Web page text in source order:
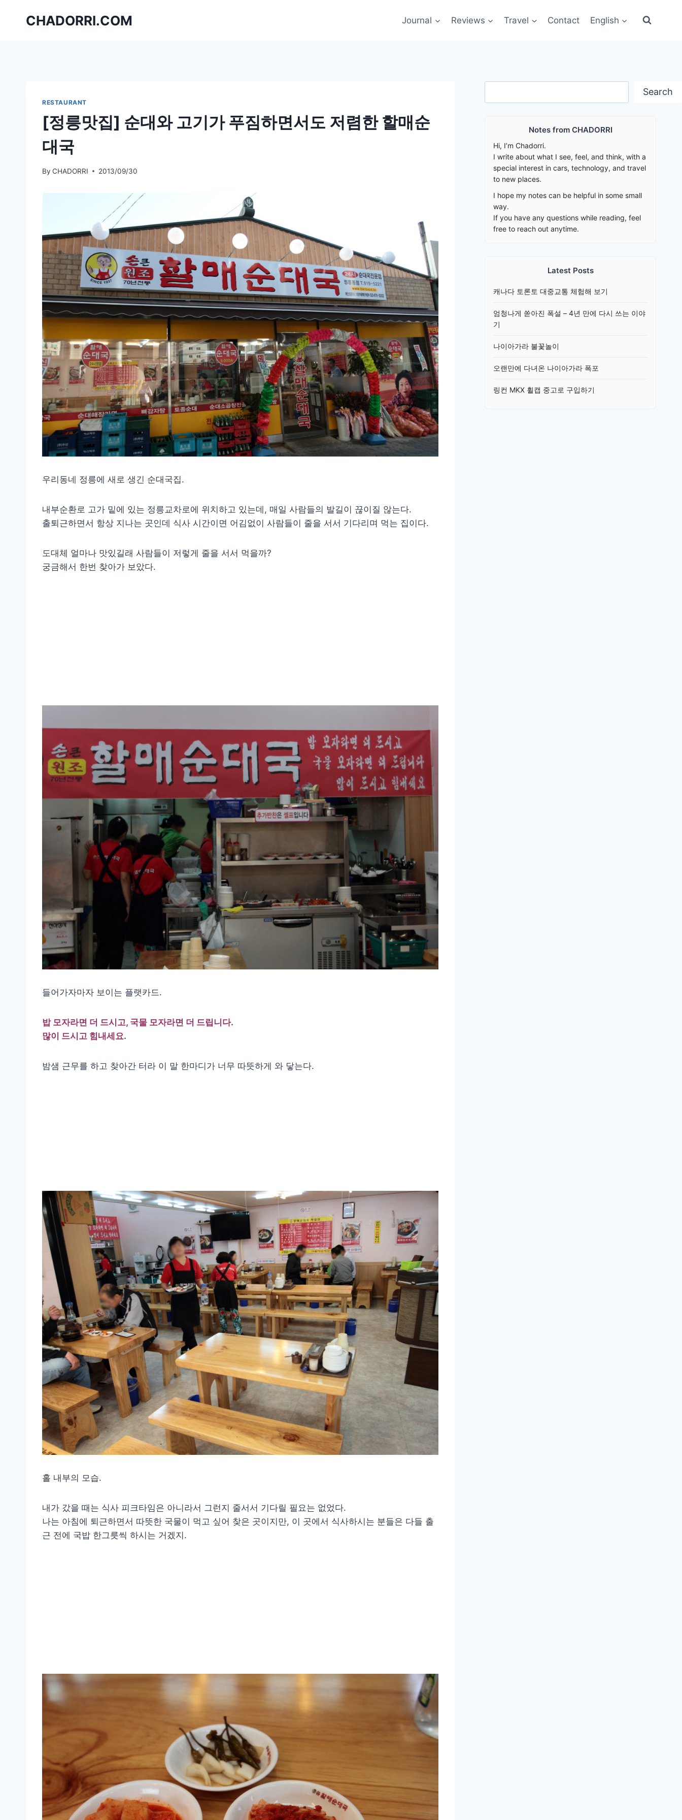
CHADORRI.COM Journal Reviews Travel Contact English
RESTAURANT
[정릉맛집] 순대와 고기가 푸짐하면서도 저렴한 할매순
대국
By CHADORRI 2013/09/30
우리동네 정릉에 새로 생긴 순대국집.
내부순환로 고가 밑에 있는 정릉교차로에 위치하고 있는데, 매일 사람들의 발길이 끊이질 않는다.
출퇴근하면서 항상 지나는 곳인데 식사 시간이면 어김없이 사람들이 줄을 서서 기다리며 먹는 집이다.
도대체 얼마나 맛있길래 사람들이 저렇게 줄을 서서 먹을까?
궁금해서 한번 찾아가 보았다.
들어가자마자 보이는 플랫카드.
밥 모자라면 더 드시고, 국물 모자라면 더 드립니다.
많이 드시고 힘내세요.
밤샘 근무를 하고 찾아간 터라 이 말 한마디가 너무 따뜻하게 와 닿는다.
홀 내부의 모습.
내가 갔을 때는 식사 피크타임은 아니라서 그런지 줄서서 기다릴 필요는 없었다.
나는 아침에 퇴근하면서 따뜻한 국물이 먹고 싶어 찾은 곳이지만, 이 곳에서 식사하시는 분들은 다들 출
근 전에 국밥 한그릇씩 하시는 거겠지.
Search
Notes from CHADORRI
Hi, I’m Chadorri.
I write about what I see, feel, and think, with a
special interest in cars, technology, and travel
to new places.
I hope my notes can be helpful in some small
way.
If you have any questions while reading, feel
free to reach out anytime.
Latest Posts
캐나다 토론토 대중교통 체험해 보기
엄청나게 쏟아진 폭설 – 4년 만에 다시 쓰는 이야
기
나이아가라 불꽃놀이
오랜만에 다녀온 나이아가라 폭포
링컨 MKX 휠캡 중고로 구입하기